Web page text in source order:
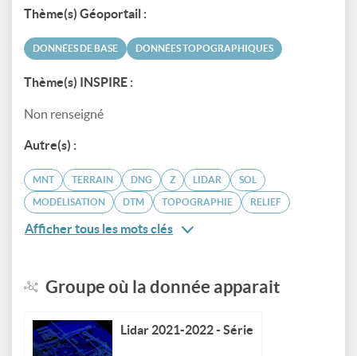
Thème(s) Géoportail :
DONNÉES DE BASE DONNÉES TOPOGRAPHIQUES
Thème(s) INSPIRE :
Non renseigné
Autre(s) :
MNT TERRAIN DNG Z LIDAR SOL
MODÉLISATION DTM TOPOGRAPHIE RELIEF
Afficher tous les mots clés
Groupe où la donnée apparait
Lidar 2021-2022 - Série